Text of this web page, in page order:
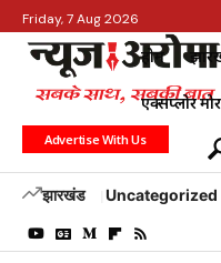
Friday, 7 Aug 2026
होम
एक्सप्लोर मोर
Advertise With Us
झारखंड Uncategorized